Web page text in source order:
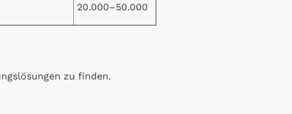
20.000–50.000
zu finden.